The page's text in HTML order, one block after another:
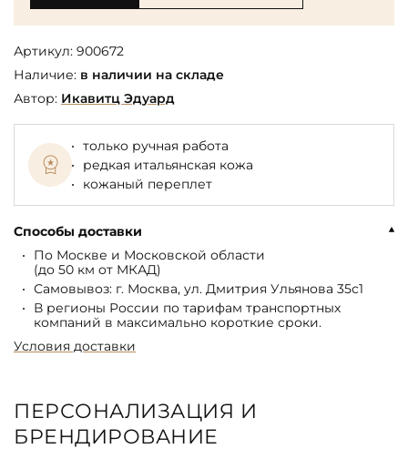
Артикул: 900672
Наличие: в наличии на складе
Автор: Икавитц Эдуард
только ручная работа
редкая итальянская кожа
кожаный переплет
Способы доставки
По Москве и Московской области
(до 50 км от МКАД)
Самовывоз: г. Москва, ул. Дмитрия Ульянова 35с1
В регионы России по тарифам транспортных
компаний в максимально короткие сроки.
Условия доставки
ПЕРСОНАЛИЗАЦИЯ И
БРЕНДИРОВАНИЕ